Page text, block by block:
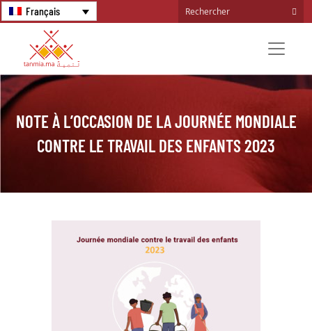
Français
NOTE À L’OCCASION DE LA JOURNÉE MONDIALE
CONTRE LE TRAVAIL DES ENFANTS 2023